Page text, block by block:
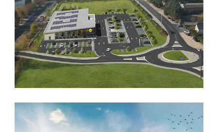
CREATION D’UN SUPERMARCHE «
LIDL »